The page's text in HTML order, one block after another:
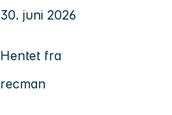
30. juni 2026
Hentet fra
recman